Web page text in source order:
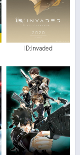
ID:Invaded